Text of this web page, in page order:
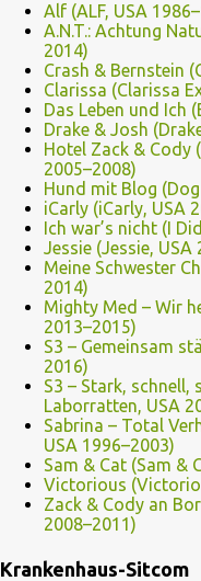
Alf (ALF, USA
A.N.T.: Achtung
2014)
Crash & Bernstein
Clarissa (Clarissa
Das Leben und Ich
Drake & Josh
Hotel Zack & Cody
2005–2008)
Hund mit Blog
iCarly (iCarly, USA
Ich war’s nicht (I
Jessie (Jessie, USA
Meine Schwester
2014)
Mighty Med – Wir
2013–2015)
S3 – Gemeinsam
2016)
S3 – Stark, schnell,
Laborratten, USA
Sabrina – Total
USA 1996–2003)
Sam & Cat (Sam &
Victorious
Zack & Cody an
2008–2011)
Krankenhaus-Sitcom